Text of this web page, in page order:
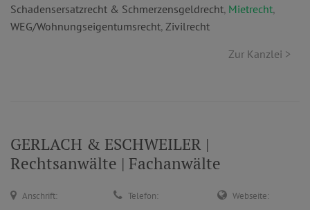
Schadensersatzrecht & Schmerzensgeldrecht, Mietrecht,
WEG/Wohnungseigentumsrecht, Zivilrecht
Zur Kanzlei >
GERLACH & ESCHWEILER |
Rechtsanwälte | Fachanwälte
Anschrift: Telefon: Webseite: